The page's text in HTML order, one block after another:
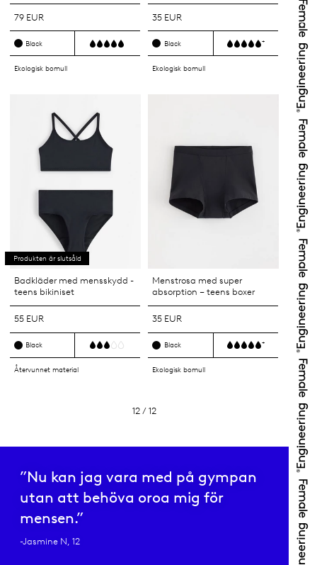
79 EUR
Black
Ekologisk bomull
35 EUR
Black +
Ekologisk bomull
Produkten är slutsåld
Badkläder med mensskydd -
teens bikiniset
55 EUR
Black
Återvunnet material
Menstrosa med super
absorption – teens boxer
35 EUR
Black +
Ekologisk bomull
12 / 12
”Nu kan jag vara med på gympan
utan att behöva oroa mig för
mensen.”
-Jasmine N, 12